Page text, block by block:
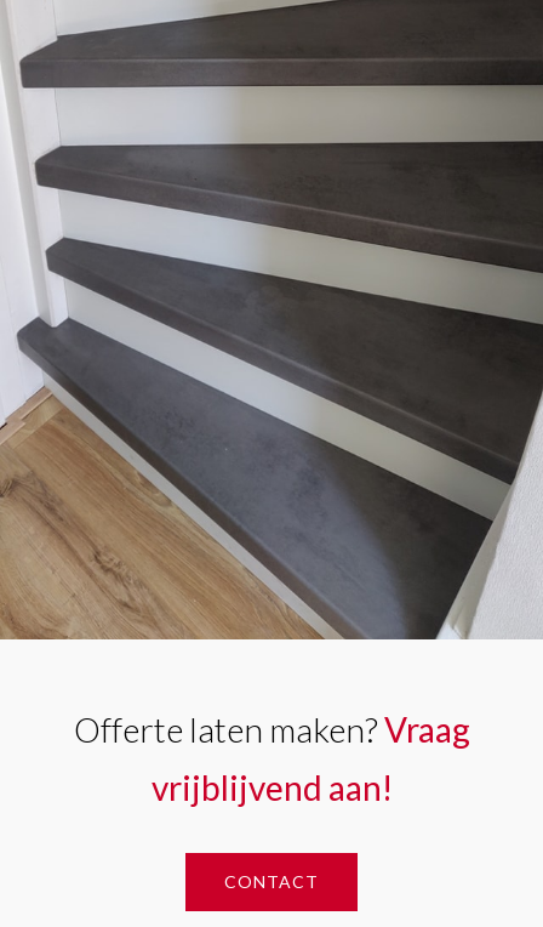
Offerte laten maken?Vraag
vrijblijvend aan!
CONTACT